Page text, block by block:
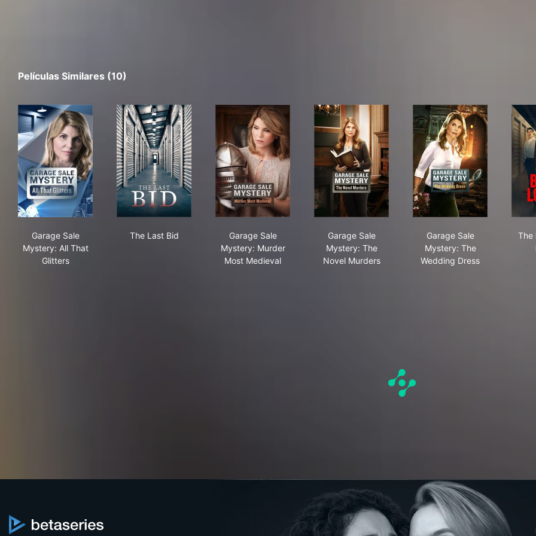
Películas Similares (10)
Garage Sale
Mystery: All That
Glitters
The Last Bid
Garage Sale
Mystery: Murder
Most Medieval
Garage Sale
Mystery: The
Novel Murders
Garage Sale
Mystery: The
Wedding Dress
The